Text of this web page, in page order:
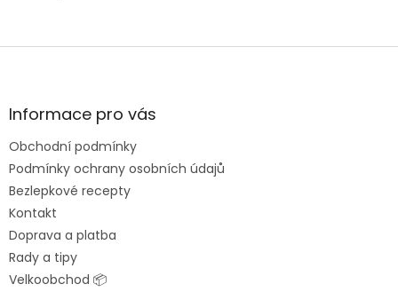
Z
aInformace pro vás
Obchodní podmínky
Podmínky ochrany osobních údajů
Bezlepkové recepty
Kontakt
Doprava a platba
Rady a tipy
Velkoobchod 📦